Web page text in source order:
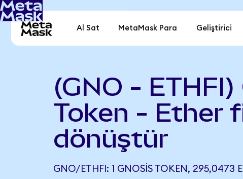
Al Sat MetaMask Para Geliştirici
(GNO -
Token - Ether
dönüştür
GNO/ETHFI: 1 GNOSIS TOKEN, 295,0473